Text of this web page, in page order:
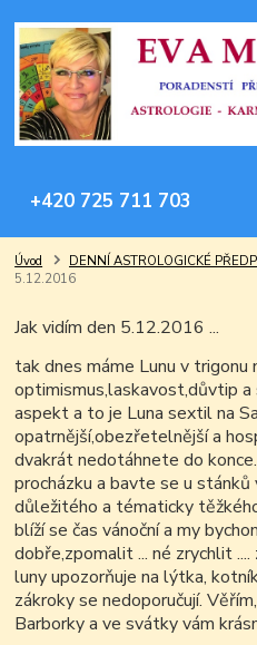
+420 725 711 703
Úvod DENNÍ ASTROLOGICKÉ
5.12.2016
Jak vidím den 5.12.2016 ...
tak dnes máme Lunu v trigonu
optimismus,laskavost,důvtip
aspekt a to je Luna sextil na
opatrnější,obezřetelnější a
dvakrát nedotáhnete do
procházku a bavte se u stánků
důležitého a tématicky
blíží se čas vánoční a my
dobře,zpomalit ... né zrychlit
luny upozorňuje na lýtka,
zákroky se nedoporučují.
Barborky a ve svátky vám